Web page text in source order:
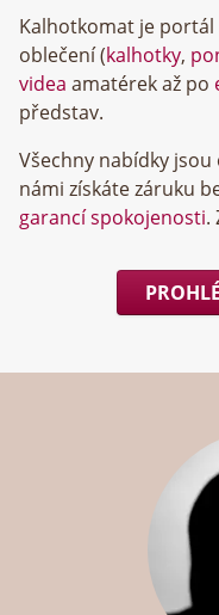
Kalhotkomat je portál
oblečení (kalhotky,
videa amatérek až po
představ.
Všechny nabídky jsou
námi získáte záruku
garancí spokojenosti.